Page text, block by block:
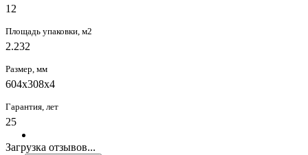
12
Площадь упаковки, м2
2.232
Размер, мм
604x308x4
Гарантия, лет
25
Загрузка отзывов...